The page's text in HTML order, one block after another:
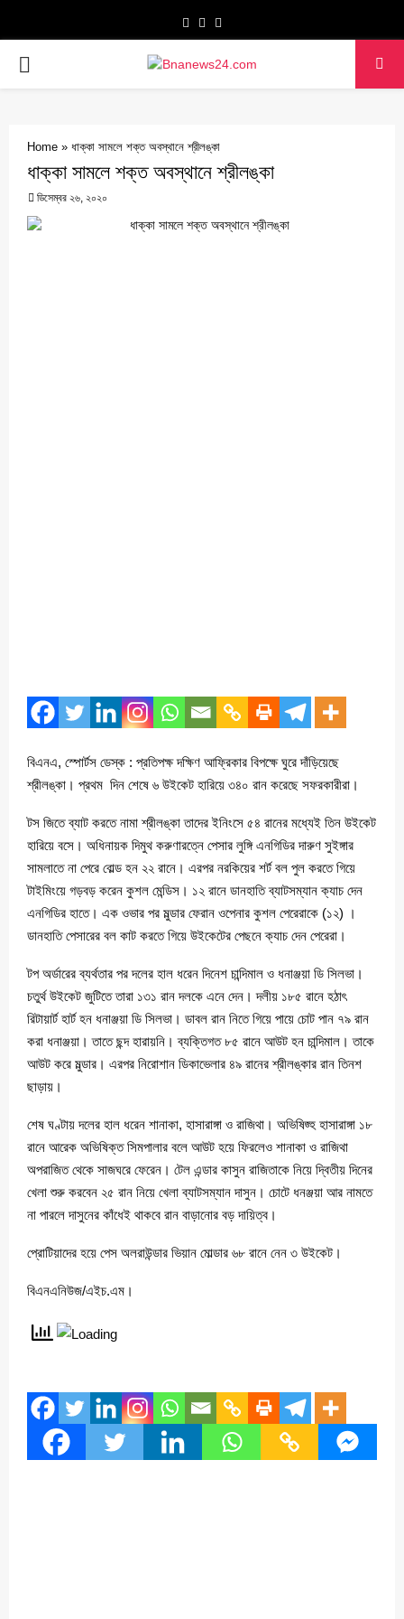
Facebook
Twitter
PRIMARY
Home » ধাক্কা সামলে শক্ত অবস্থানে শ্রীলঙ্কা
ধাক্কা সামলে শক্ত অবস্থানে শ্রীলঙ্কা
ডিসেম্বর ২৬, ২০২০
বিএনএ, স্পোর্টস ডেস্ক : প্রতিপক্ষ দক্ষিণ আফ্রিকার বিপক্ষে ঘুরে দাঁড়িয়েছে
শ্রীলঙ্কা। প্রথম দিন শেষে ৬ উইকেট হারিয়ে ৩৪০ রান করেছে সফরকারীরা।
টস জিতে ব্যাট করতে নামা শ্রীলঙ্কা তাদের ইনিংসে ৫৪ রানের মধ্যেই তিন উইকেট
হারিয়ে বসে। অধিনায়ক দিমুথ করুণারত্নে পেসার লুঙ্গি এনগিডির দারুণ সুইঙ্গার
সামলাতে না পেরে বোল্ড হন ২২ রানে। এরপর নরকিয়ের শর্ট বল পুল করতে গিয়ে
টাইমিংয়ে গড়বড় করেন কুশল মেন্ডিস। ১২ রানে ডানহাতি ব্যাটসম্যান ক্যাচ দেন
এনগিডির হাতে। এক ওভার পর মুল্ডার ফেরান ওপেনার কুশল পেরেরাকে (১২) ।
ডানহাতি পেসারের বল কাট করতে গিয়ে উইকেটের পেছনে ক্যাচ দেন পেরেরা।
টপ অর্ডারের ব্যর্থতার পর দলের হাল ধরেন দিনেশ চান্দিমাল ও ধনাঞ্জয়া ডি সিলভা।
চতুর্থ উইকেট জুটিতে তারা ১৩১ রান দলকে এনে দেন। দলীয় ১৮৫ রানে হঠাৎ
রিটায়ার্ট হার্ট হন ধনাঞ্জয়া ডি সিলভা। ডাবল রান নিতে গিয়ে পায়ে চোট পান ৭৯ রান
করা ধনাঞ্জয়া। তাতে ছন্দ হারায়নি। ব্যক্তিগত ৮৫ রানে আউট হন চান্দিমাল। তাকে
আউট করে মুল্ডার। এরপর নিরোশান ডিকাভেলার ৪৯ রানের শ্রীলঙ্কার রান তিনশ
ছাড়ায়।
শেষ ঘণ্টায় দলের হাল ধরেন শানাকা, হাসারাঙ্গা ও রাজিথা। অভিষিজ্হ হাসারাঙ্গা ১৮
রানে আরেক অভিষিক্ত সিমপালার বলে আউট হয়ে ফিরলেও শানাকা ও রাজিথা
অপরাজিত থেকে সাজঘরে ফেরেন। টেল এন্ডার কাসুন রাজিতাকে নিয়ে দ্বিতীয় দিনের
খেলা শুরু করবেন ২৫ রান নিয়ে খেলা ব্যাটসম্যান দাসুন। চোটে ধনঞ্জয়া আর নামতে
না পারলে দাসুনের কাঁধেই থাকবে রান বাড়ানোর বড় দায়িত্ব।
প্রোটিয়াদের হয়ে পেস অলরাউন্ডার ভিয়ান মোল্ডার ৬৮ রানে নেন ৩ উইকেট।
বিএনএনিউজ/এইচ.এম।